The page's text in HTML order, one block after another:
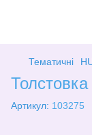
Тематичні
Артикул: 103275